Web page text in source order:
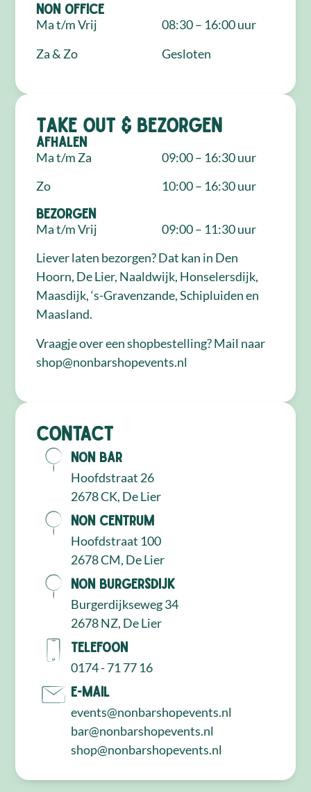
NON Office
Ma t/m Vrij
Za & Zo
08:30 – 16:00 uur
Gesloten
Take out & bezorgen
Afhalen
Ma t/m Za
Zo
09:00 – 16:30 uur
10:00 – 16:30 uur
Bezorgen
Ma t/m Vrij
09:00 – 11:30 uur
Liever laten bezorgen? Dat kan in Den
Hoorn, De Lier, Naaldwijk, Honselersdijk,
Maasdijk, ‘s-Gravenzande, Schipluiden en
Maasland.
Vraagje over een shopbestelling? Mail naar
shop@nonbarshopevents.nl
Contact
NON Bar
Hoofdstraat 26
2678 CK, De Lier
NON Centrum
Hoofdstraat 100
2678 CM, De Lier
NON Burgersdijk
Burgerdijkseweg 34
2678 NZ, De Lier
Telefoon
0174 - 71 77 16
E-mail
events@nonbarshopevents.nl
bar@nonbarshopevents.nl
shop@nonbarshopevents.nl